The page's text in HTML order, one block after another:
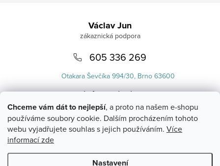
Chceme vám dát to nejlepší, a proto na našem e-shopu
používáme soubory cookie. Dalším procházením tohoto
webu vyjadřujete souhlas s jejich používáním. Více
informací zde
Nastavení
Václav Jun
605 336 269
Otakara Ševčíka 994/30, Brno 63600
info@uvlasku.cz